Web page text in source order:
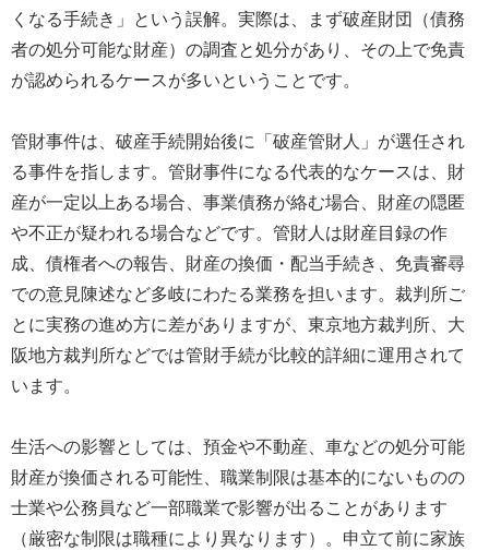
くなる手続き」という誤解。実際は、まず破産財団（債務
者の処分可能な財産）の調査と処分があり、その上で免責
が認められるケースが多いということです。
管財事件は、破産手続開始後に「破産管財人」が選任され
る事件を指します。管財事件になる代表的なケースは、財
産が一定以上ある場合、事業債務が絡む場合、財産の隠匿
や不正が疑われる場合などです。管財人は財産目録の作
成、債権者への報告、財産の換価・配当手続き、免責審尋
での意見陳述など多岐にわたる業務を担います。裁判所ご
とに実務の進め方に差がありますが、東京地方裁判所、大
阪地方裁判所などでは管財手続が比較的詳細に運用されて
います。
生活への影響としては、預金や不動産、車などの処分可能
財産が換価される可能性、職業制限は基本的にないものの
士業や公務員など一部職業で影響が出ることがあります
（厳密な制限は職種により異なります）。申立て前に家族